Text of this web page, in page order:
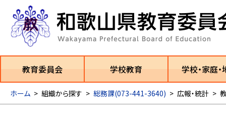
教育委員会 学校教育 学校・家庭
ホーム > 組織から探す > 総務課(073-441-3640) > 広報・統計 >